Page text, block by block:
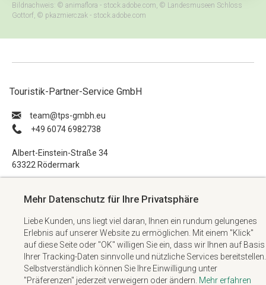
Bildnachweis: © animaflora - stock.adobe.com, © Landesmuseen Schloss
Gottorf, © pkazmierczak - stock.adobe.com
Touristik-Partner-Service GmbH
ue.hbmg-spt@maet
+49 6074 6982738
Albert-Einstein-Straße 34
63322 Rödermark
Impressum
AGB
Kontakt
Mehr Datenschutz für Ihre Privatsphäre
Liebe Kunden, uns liegt viel daran, Ihnen ein rundum gelungenes
Erlebnis auf unserer Website zu ermöglichen. Mit einem "Klick"
auf diese Seite oder "OK" willigen Sie ein, dass wir Ihnen auf Basis
Ihrer Tracking-Daten sinnvolle und nützliche Services bereitstellen.
Selbstverständlich können Sie Ihre Einwilligung unter
"Präferenzen" jederzeit verweigern oder ändern. Mehr erfahren